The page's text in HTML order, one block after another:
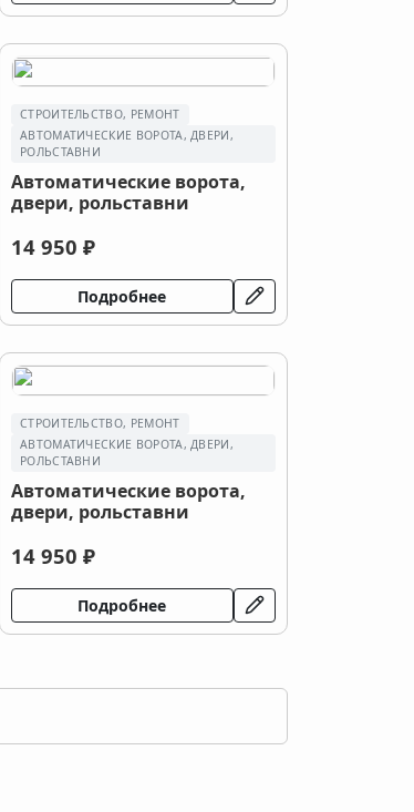
СТРОИТЕЛЬСТВО, РЕМОНТ
АВТОМАТИЧЕСКИЕ ВОРОТА, ДВЕРИ,
РОЛЬСТАВНИ
Автоматические ворота,
двери, рольставни
14 950 ₽
Подробнее
СТРОИТЕЛЬСТВО, РЕМОНТ
АВТОМАТИЧЕСКИЕ ВОРОТА, ДВЕРИ,
РОЛЬСТАВНИ
Автоматические ворота,
двери, рольставни
14 950 ₽
Подробнее